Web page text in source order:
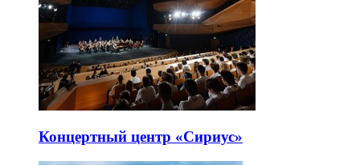
Концертный центр «Сириус»